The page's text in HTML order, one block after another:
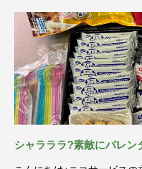
シャラララ?素敵にバレン